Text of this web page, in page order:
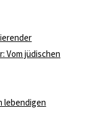
Vom jüdischen
lebendigen